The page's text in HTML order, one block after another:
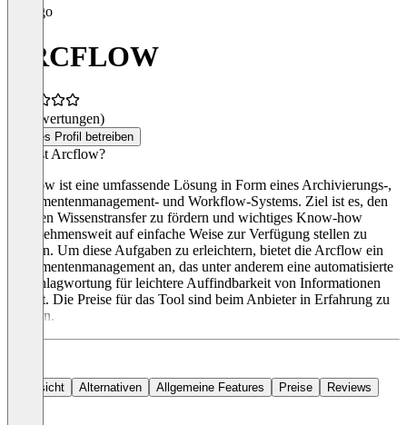
ARCFLOW
(0 Bewertungen)
Dieses Profil betreiben
Was ist Arcflow?
Arcflow ist eine umfassende Lösung in Form eines Archivierungs-,
Dokumentenmanagement- und Workflow-Systems. Ziel ist es, den
internen Wissenstransfer zu fördern und wichtiges Know-how
unternehmensweit auf einfache Weise zur Verfügung stellen zu
können. Um diese Aufgaben zu erleichtern, bietet die Arcflow ein
Dokumentenmanagement an, das unter anderem eine automatisierte
Verschlagwortung für leichtere Auffindbarkeit von Informationen
enthält. Die Preise für das Tool sind beim Anbieter in Erfahrung zu
bringen.
Übersicht Alternativen Allgemeine Features Preise Reviews